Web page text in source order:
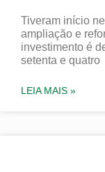
Tiveram início
ampliação e
investimento é
setenta e quatro
LEIA MAIS »